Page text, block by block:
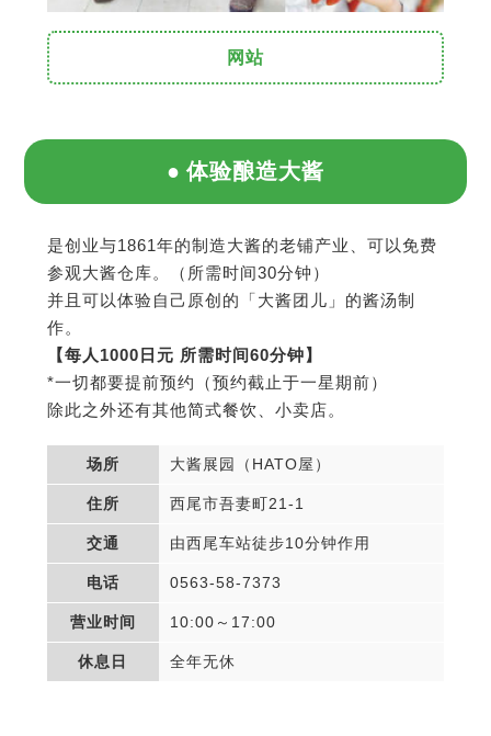
网站
体验酿造大酱
是创业与1861年的制造大酱的老铺产业、可以免费
参观大酱仓库。（所需时间30分钟）
并且可以体验自己原创的「大酱团儿」的酱汤制
作。
【每人1000日元 所需时间60分钟】
*一切都要提前预约（预约截止于一星期前）
除此之外还有其他简式餐饮、小卖店。
场所 大酱展园（HATO屋）
住所 西尾市吾妻町21-1
交通 由西尾车站徒步10分钟作用
电话 0563-58-7373
营业时间 10:00～17:00
休息日 全年无休